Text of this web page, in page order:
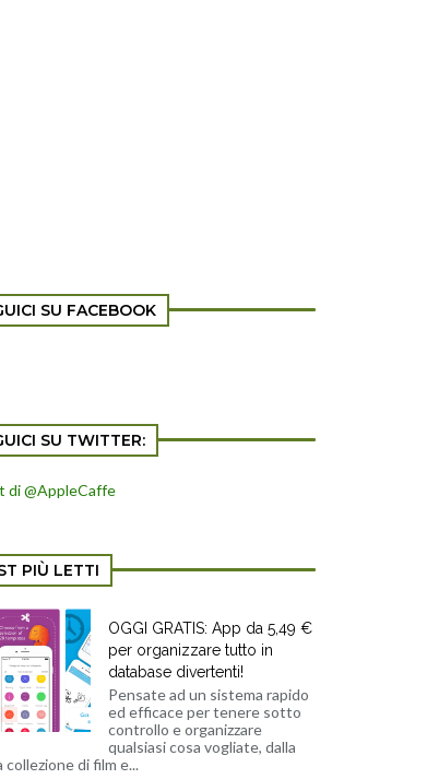
SU FACEBOOK
SU TWITTER:
di @AppleCaffe
PIÙ LETTI
OGGI GRATIS: App da 5,49 €
per organizzare tutto in
database divertenti!
Pensate ad un sistema rapido
ed efficace per tenere sotto
controllo e organizzare
qualsiasi cosa vogliate, dalla
collezione di film e...